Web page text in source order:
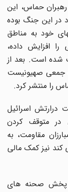
حماس، این
این جنگ بوده
خود به مناطق
افزایش داده،
است. بعد از
جمعی صهیونیست
را منتشر کرد.
اسرائیل
متوقف کردن
مقاومت، به
نیز کمک مالی
پخش صحنه های